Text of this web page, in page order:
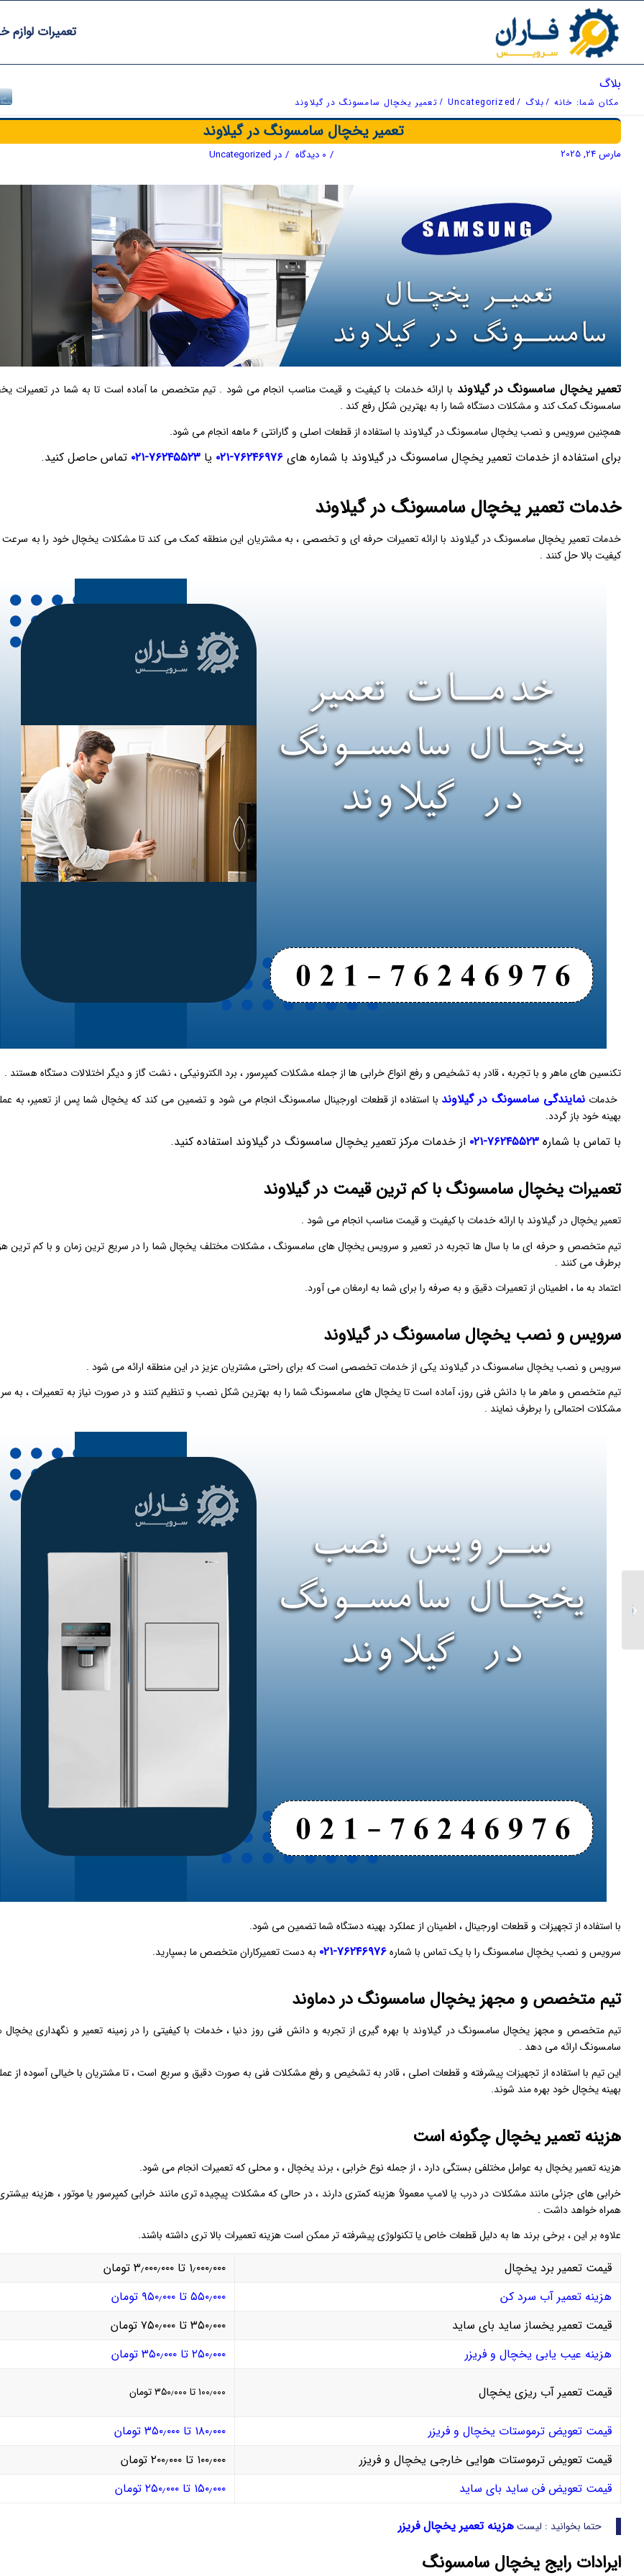
تعمیرات لوازم
بلاگ
مکان شما: خانه / بلاگ /
Uncategorized
/ تعمیر یخچال سامسونگ در گیلاوند
تعمیر یخچال سامسونگ در گیلاوند
مارس 24, 2025 / 0 دیدگاه / در Uncategorized
تعمیر یخچال سامسونگ در گیلاوند با ارائه خدمات با کیفیت و قیمت مناسب انجام می‌ شود . تیم متخصص ما آماده است تا به شما در تعمیرات
سامسونگ کمک کند و مشکلات دستگاه شما را به بهترین شکل رفع کند .
همچنین سرویس و نصب یخچال سامسونگ در گیلاوند با استفاده از قطعات اصلی و گارانتی ۶ ماهه انجام می‌ شود.
برای استفاده از خدمات تعمیر یخچال سامسونگ در گیلاوند با شماره های ۷۶۲۴۶۹۷۶-۰۲۱ یا ۷۶۲۴۵۵۲۳-۰۲۱ تماس حاصل کنید.
خدمات تعمیر یخچال سامسونگ در گیلاوند
خدمات تعمیر یخچال سامسونگ در گیلاوند با ارائه تعمیرات حرفه ‌ای و تخصصی ، به مشتریان این منطقه کمک می‌ کند تا مشکلات یخچال خود را به سرعت
کیفیت بالا حل کنند .
تکنسین‌ های ماهر و با تجربه ، قادر به تشخیص و رفع انواع خرابی ‌ها از جمله مشکلات کمپرسور ، برد الکترونیکی ، نشت گاز و دیگر اختلالات دستگاه هستند .
خدمات نمایندگی سامسونگ در گیلاوند با استفاده از قطعات اورجینال سامسونگ انجام می‌ شود و تضمین می ‌کند که یخچال شما پس از تعمیر، به
بهینه خود باز گردد.
با تماس با شماره ۷۶۲۴۵۵۲۳-۰۲۱ از خدمات مرکز تعمیر یخچال سامسونگ در گیلاوند استفاده کنید.
تعمیرات یخچال سامسونگ با کم ترین قیمت در گیلاوند
تعمیر یخچال در گیلاوند با ارائه خدمات با کیفیت و قیمت مناسب انجام می‌ شود .
تیم متخصص و حرفه‌ ای ما با سال ‌ها تجربه در تعمیر و سرویس یخچال‌ های سامسونگ ، مشکلات مختلف یخچال شما را در سریع‌ ترین زمان و با کم ‌ترین
برطرف می ‌کنند .
اعتماد به ما ، اطمینان از تعمیرات دقیق و به ‌صرفه را برای شما به ارمغان می ‌آورد.
سرویس و نصب یخچال سامسونگ در گیلاوند
سرویس و نصب یخچال سامسونگ در گیلاوند یکی از خدمات تخصصی است که برای راحتی مشتریان عزیز در این منطقه ارائه می ‌شود .
تیم متخصص و ماهر ما با دانش فنی روز، آماده است تا یخچال ‌های سامسونگ شما را به بهترین شکل نصب و تنظیم کنند و در صورت نیاز به تعمیرات ، به
مشکلات احتمالی را برطرف نمایند .
با استفاده از تجهیزات و قطعات اورجینال ، اطمینان از عملکرد بهینه دستگاه شما تضمین می ‌شود.
سرویس و نصب یخچال سامسونگ را با یک تماس با شماره۷۶۲۴۶۹۷۶-۰۲۱ به دست تعمیرکاران متخصص ما بسپارید.
تیم متخصص و مجهز یخچال سامسونگ در دماوند
تیم متخصص و مجهز یخچال سامسونگ در گیلاوند با بهره ‌گیری از تجربه و دانش فنی روز دنیا ، خدمات با کیفیتی را در زمینه تعمیر و نگهداری یخچال
سامسونگ ارائه می ‌دهد .
این تیم با استفاده از تجهیزات پیشرفته و قطعات اصلی ، قادر به تشخیص و رفع مشکلات فنی به صورت دقیق و سریع است ، تا مشتریان با خیالی آسوده از
بهینه یخچال خود بهره‌ مند شوند.
هزینه تعمیر یخچال چگونه است
هزینه تعمیر یخچال به عوامل مختلفی بستگی دارد ، از جمله نوع خرابی ، برند یخچال ، و محلی که تعمیرات انجام می ‌شود.
خرابی ‌های جزئی مانند مشکلات در درب یا لامپ معمولاً هزینه کمتری دارند ، در حالی که مشکلات پیچیده‌ تری مانند خرابی کمپرسور یا موتور ، هزینه
همراه خواهد داشت .
علاوه بر این ، برخی برند ها به دلیل قطعات خاص یا تکنولوژی پیشرفته ‌تر ممکن است هزینه تعمیرات بالا تری داشته باشند.
قیمت تعمیر برد یخچال
۱٫۰۰۰٫۰۰۰ تا ۳٫۰۰۰٫۰۰۰ تومان
هزینه تعمیر آب‌ سرد‌ کن
۵۵۰٫۰۰۰ تا ۹۵۰٫۰۰۰ تومان
قیمت تعمیر یخساز ساید‌ بای‌ ساید
۳۵۰٫۰۰۰ تا ۷۵۰٫۰۰۰ تومان
هزینه عیب‌ یابی یخچال و فریزر
۲۵۰٫۰۰۰ تا ۳۵۰٫۰۰۰ تومان
قیمت تعمیر آب‌ ریزی یخچال ۱۰۰٫۰۰۰ تا ۳۵۰٫۰۰۰ تومان
قیمت تعویض ترموستات یخچال و فریزر
۱۸۰٫۰۰۰ تا ۳۵۰٫۰۰۰ تومان
قیمت تعویض ترموستات هوایی خارجی یخچال و فریزر
۱۰۰٫۰۰۰ تا ۲۰۰٫۰۰۰ تومان
قیمت تعویض فن ساید بای‌ ساید
۱۵۰٫۰۰۰ تا ۲۵۰٫۰۰۰ تومان
حتما بخوانید : لیستهزینه تعمیر یخچال فریزر
ایرادات رایج یخچال سامسونگ
تعمیر ظرفشویی اسنوا در
گیلاوند